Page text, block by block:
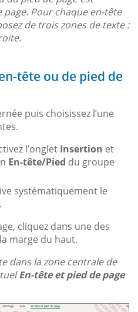
Pour chaque en-tête
de trois zones de texte :
tête ou de pied de
puis choisissez l’une
l’onglet Insertion et
En-tête/Pied du groupe
systématiquement le
cliquez dans une des
marge du haut.
dans la zone centrale de
En-tête et pied de page